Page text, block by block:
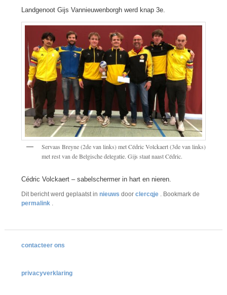
Landgenoot Gijs Vannieuwenborgh werd knap 3e.
Servaas Breyne (2de van links) met Cédric Volckaert (3de van links)
met rest van de Belgische delegatie. Gijs staat naast Cédric.
Cédric Volckaert – sabelschermer in hart en nieren.
Dit bericht werd geplaatst in nieuws door clercqje . Bookmark de
permalink .
contacteer ons
privacyverklaring